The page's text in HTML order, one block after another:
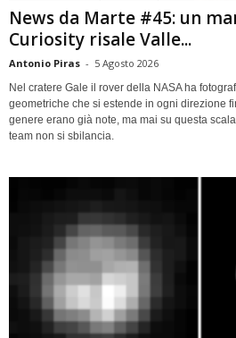
News da Marte #45: un
Curiosity risale Valle...
Antonio Piras - 5 Agosto 2026
Nel cratere Gale il rover della NASA ha
geometriche che si estende in ogni direzione
genere erano già note, ma mai su questa
team non si sbilancia.